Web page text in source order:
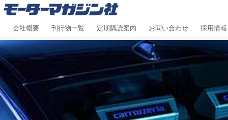
会社概要 刊行物一覧 定期購読案内 お問い合わせ 採用情報